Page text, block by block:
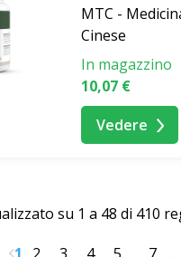
MTC -
Cinese
In magazzino
10,07 €
Vedere
su 1 a 48 di 410